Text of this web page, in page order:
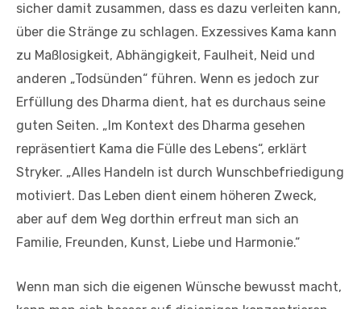
sicher damit zusammen, dass es dazu verleiten kann,
über die Stränge zu schlagen. Exzessives Kama kann
zu Maßlosigkeit, Abhängigkeit, Faulheit, Neid und
anderen „Todsünden“ führen. Wenn es jedoch zur
Erfüllung des Dharma dient, hat es durchaus seine
guten Seiten. „Im Kontext des Dharma gesehen
repräsentiert Kama die Fülle des Lebens“, erklärt
Stryker. „Alles Handeln ist durch Wunschbefriedigung
motiviert. Das Leben dient einem höheren Zweck,
aber auf dem Weg dorthin erfreut man sich an
Familie, Freunden, Kunst, Liebe und Harmonie.“
Wenn man sich die eigenen Wünsche bewusst macht,